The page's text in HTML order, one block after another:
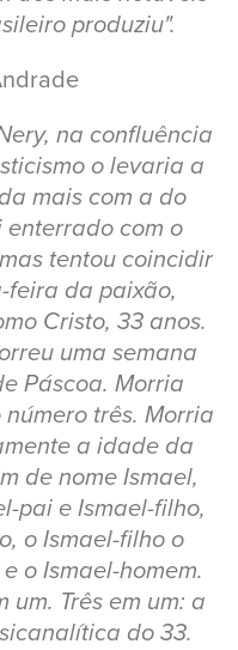
produziu".
na confluência
o levaria a
mais com a do
enterrado com o
tentou coincidir
feira da paixão,
Cristo, 33 anos.
uma semana
Páscoa. Morria
três. Morria
a idade da
de nome Ismael,
pai e Ismael-filho,
o Ismael-filho o
o Ismael-homem.
um. Três em um: a
do 33.